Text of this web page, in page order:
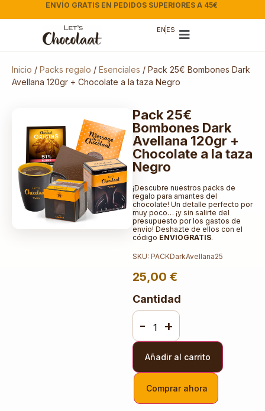
E|
EN ES
Inicio / Packs regalo / Esenciales / Pack 25€ Bombones Dark
Avellana 120gr + Chocolate a la taza Negro
Pack 25€
Bombones Dark
Avellana 120gr +
Chocolate a la taza
Negro
¡Descubre nuestros packs de
regalo para amantes del
chocolate! Un detalle perfecto por
muy poco… ¡y sin salirte del
presupuesto por los gastos de
envío! Deshazte de ellos con el
código ENVIOGRATIS.
SKU: PACKDarkAvellana25
25,00 €
Cantidad
- +
Añadir al carrito
Comprar ahora